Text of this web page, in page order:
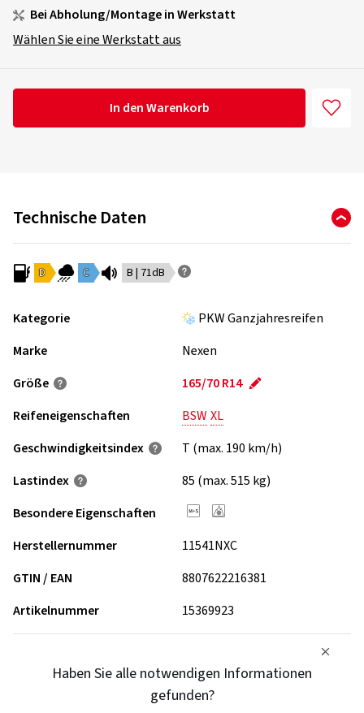
Bei Abholung/Montage in Werkstatt
Wählen Sie eine Werkstatt aus
In den Warenkorb
Technische Daten
D C B | 71dB
Kategorie
PKW Ganzjahresreifen
Marke
Nexen
Größe
165/70 R14
Reifeneigenschaften
BSWXL
Geschwindigkeits­index
T (max. 190 km/h)
Lastindex
85 (max. 515 kg)
Besondere Eigenschaften
Herstellernummer
11541NXC
GTIN / EAN
8807622216381
Artikelnummer
15369923
Haben Sie alle notwendigen Informationen
gefunden?